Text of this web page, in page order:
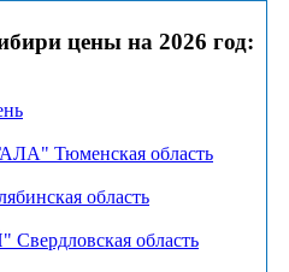
цены на 2026 год:
Тюменская область
область
область